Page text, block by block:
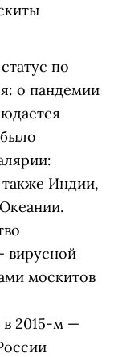
по
о пандемии
также Индии,
вирусной
москитов
в 2015-м —